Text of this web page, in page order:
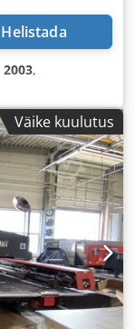
Helistada
2003,
Väike kuulutus